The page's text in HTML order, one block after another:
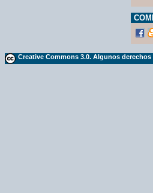
Creative Commons 3.0. Algunos derechos